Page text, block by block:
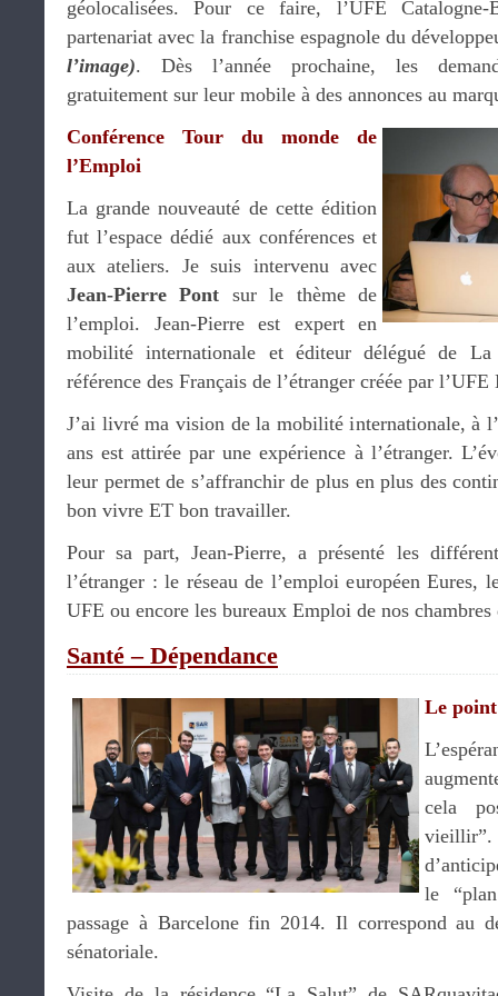
géolocalisées. Pour ce faire, l’UFE Catalogne-
partenariat avec la franchise espagnole du
l’image). Dès l’année prochaine, les
gratuitement sur leur mobile à des annonces au
Conférence Tour du monde de
l’Emploi
La grande nouveauté de cette édition
fut l’espace dédié aux conférences et
aux ateliers. Je suis intervenu avec
Jean-Pierre Pont sur le thème de
l’emploi. Jean-Pierre est expert en
mobilité internationale et éditeur délégué de
référence des Français de l’étranger créée par l’UFE
J’ai livré ma vision de la mobilité internationale, à
ans est attirée par une expérience à l’étranger.
leur permet de s’affranchir de plus en plus des
bon vivre ET bon travailler.
Pour sa part, Jean-Pierre, a présenté les
l’étranger : le réseau de l’emploi européen Eures,
UFE ou encore les bureaux Emploi de nos chambres
Santé – Dépendance
Le
cela
le
passage à Barcelone fin 2014. Il correspond au
sénatoriale.